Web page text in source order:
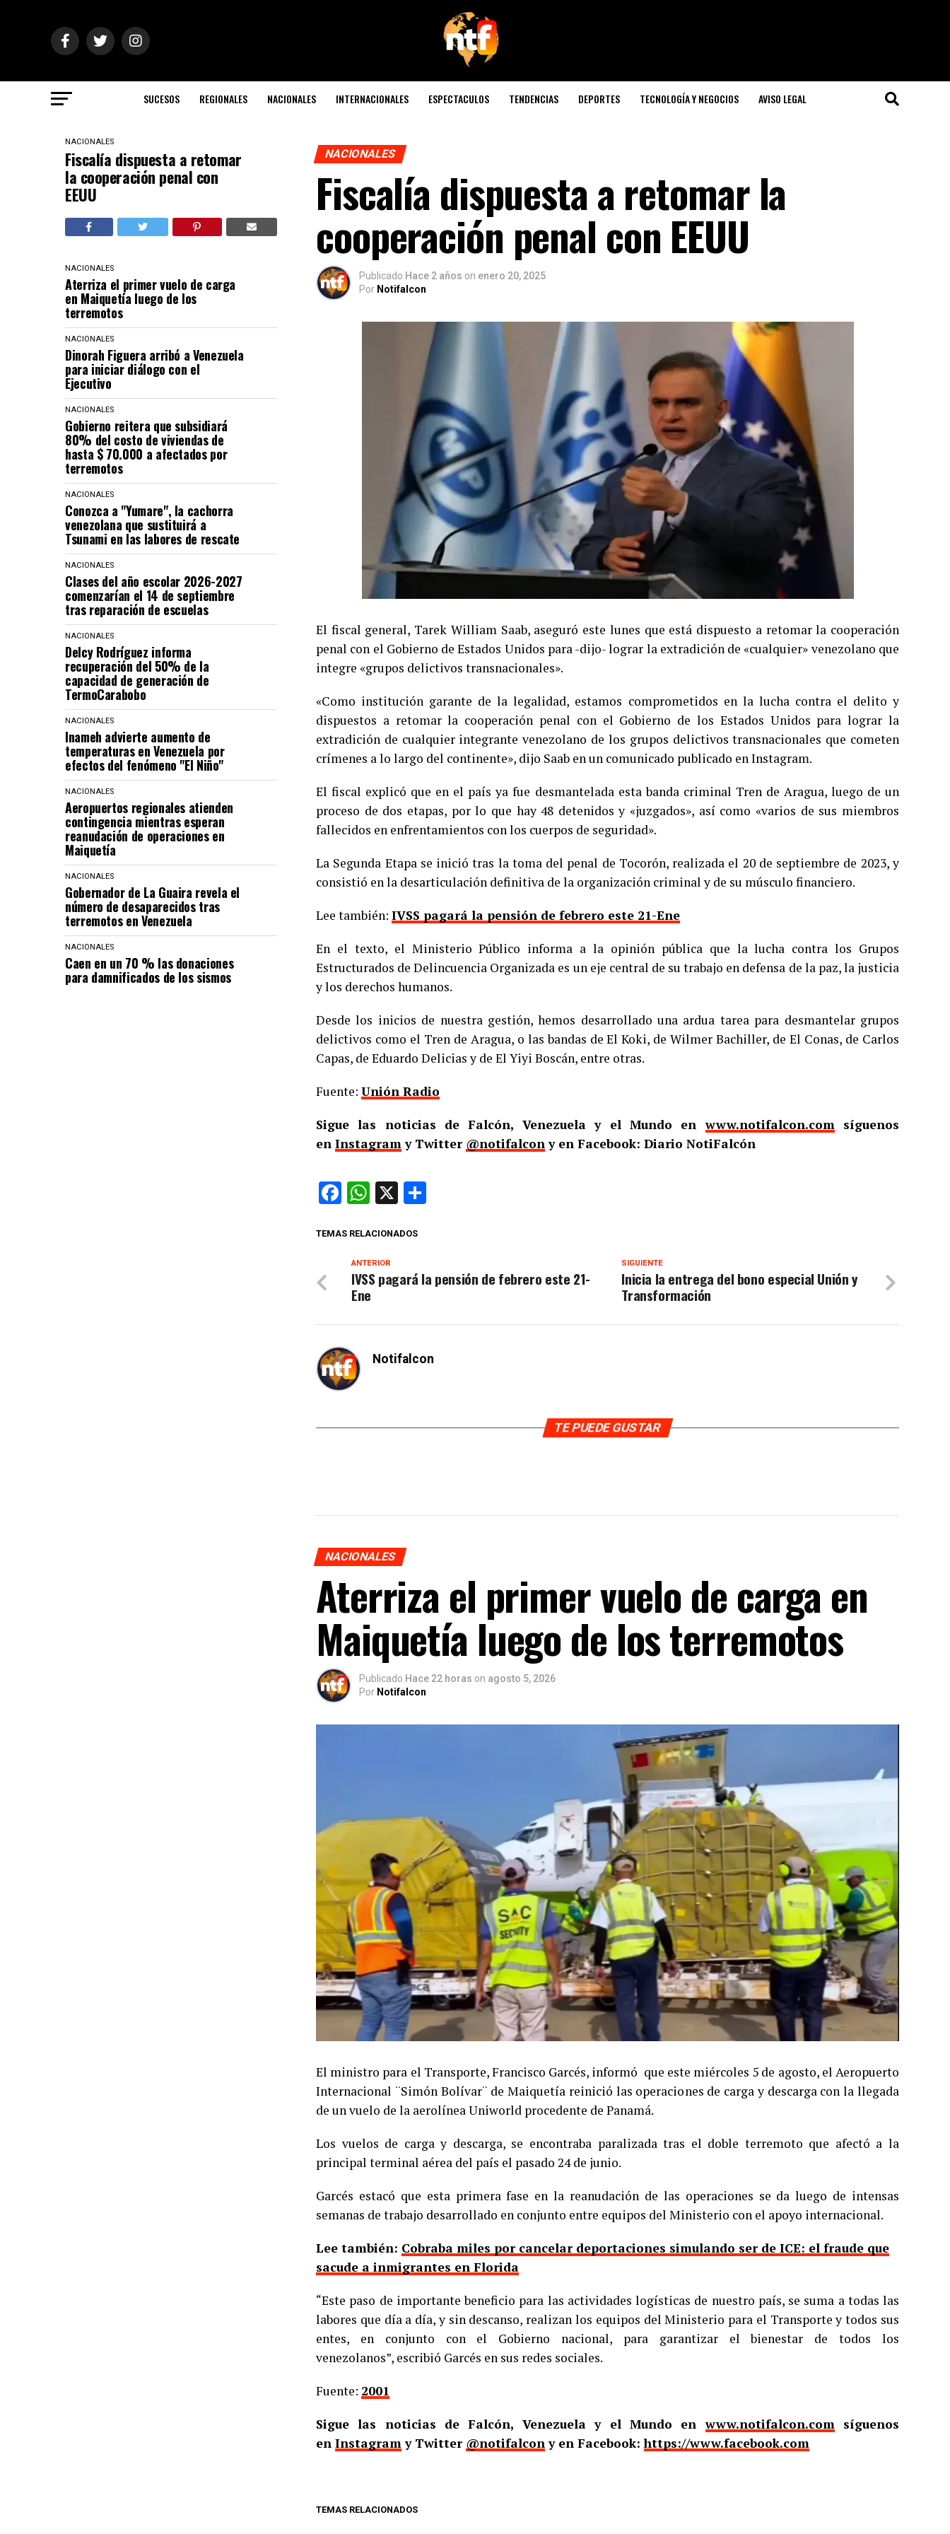
SUCESOS REGIONALES NACIONALES INTERNACIONALES ESPECTACULOS TENDENCIAS DEPORTES TECNOLOGÍA Y NEGOCIOS AVISO LEGAL
NACIONALES
Fiscalía dispuesta a retomar
la cooperación penal con
EEUU
NACIONALES
Aterriza el primer vuelo de carga
en Maiquetía luego de los
terremotos
NACIONALES
Dinorah Figuera arribó a Venezuela
para iniciar diálogo con el
Ejecutivo
NACIONALES
Gobierno reitera que subsidiará
80% del costo de viviendas de
hasta $ 70.000 a afectados por
terremotos
NACIONALES
Conozca a "Yumare", la cachorra
venezolana que sustituirá a
Tsunami en las labores de rescate
NACIONALES
Clases del año escolar 2026-2027
comenzarían el 14 de septiembre
tras reparación de escuelas
NACIONALES
Delcy Rodríguez informa
recuperación del 50% de la
capacidad de generación de
TermoCarabobo
NACIONALES
Inameh advierte aumento de
temperaturas en Venezuela por
efectos del fenómeno "El Niño"
NACIONALES
Aeropuertos regionales atienden
contingencia mientras esperan
reanudación de operaciones en
Maiquetía
NACIONALES
Gobernador de La Guaira revela el
número de desaparecidos tras
terremotos en Venezuela
NACIONALES
Caen en un 70 % las donaciones
para damnificados de los sismos
NACIONALES
Fiscalía dispuesta a retomar la
cooperación penal con EEUU
Publicado Hace 2 años on enero 20, 2025
Por Notifalcon
El fiscal general, Tarek William Saab, aseguró este lunes que está dispuesto a retomar la cooperación
penal con el Gobierno de Estados Unidos para -dijo- lograr la extradición de «cualquier» venezolano que
integre «grupos delictivos transnacionales».
«Como institución garante de la legalidad, estamos comprometidos en la lucha contra el delito y
dispuestos a retomar la cooperación penal con el Gobierno de los Estados Unidos para lograr la
extradición de cualquier integrante venezolano de los grupos delictivos transnacionales que cometen
crímenes a lo largo del continente», dijo Saab en un comunicado publicado en Instagram.
El fiscal explicó que en el país ya fue desmantelada esta banda criminal Tren de Aragua, luego de un
proceso de dos etapas, por lo que hay 48 detenidos y «juzgados», así como «varios de sus miembros
fallecidos en enfrentamientos con los cuerpos de seguridad».
La Segunda Etapa se inició tras la toma del penal de Tocorón, realizada el 20 de septiembre de 2023, y
consistió en la desarticulación definitiva de la organización criminal y de su músculo financiero.
Lee también: IVSS pagará la pensión de febrero este 21-Ene
En el texto, el Ministerio Público informa a la opinión pública que la lucha contra los Grupos
Estructurados de Delincuencia Organizada es un eje central de su trabajo en defensa de la paz, la justicia
y los derechos humanos.
Desde los inicios de nuestra gestión, hemos desarrollado una ardua tarea para desmantelar grupos
delictivos como el Tren de Aragua, o las bandas de El Koki, de Wilmer Bachiller, de El Conas, de Carlos
Capas, de Eduardo Delicias y de El Yiyi Boscán, entre otras.
Fuente: Unión Radio
Sigue las noticias de Falcón, Venezuela y el Mundo enwww.notifalcon.comsíguenos
en Instagramy Twitter @notifalcony en Facebook: Diario NotiFalcón
Facebook
WhatsApp
X
TEMAS RELACIONADOS
SIGUIENTE
Inicia la entrega del bono especial Unión y
Transformación
ANTERIOR
IVSS pagará la pensión de febrero este 21-
Ene
Notifalcon
TE PUEDE GUSTAR
NACIONALES
Aterriza el primer vuelo de carga en
Maiquetía luego de los terremotos
Publicado Hace 22 horas on agosto 5, 2026
Por Notifalcon
El ministro para el Transporte, Francisco Garcés, informó que este miércoles 5 de agosto, el Aeropuerto
Internacional ¨Simón Bolívar¨ de Maiquetía reinició las operaciones de carga y descarga con la llegada
de un vuelo de la aerolínea Uniworld procedente de Panamá.
Los vuelos de carga y descarga, se encontraba paralizada tras el doble terremoto que afectó a la
principal terminal aérea del país el pasado 24 de junio.
Garcés estacó que esta primera fase en la reanudación de las operaciones se da luego de intensas
semanas de trabajo desarrollado en conjunto entre equipos del Ministerio con el apoyo internacional.
Lee también: Cobraba miles por cancelar deportaciones simulando ser de ICE: el fraude que
sacude a inmigrantes en Florida
“Este paso de importante beneficio para las actividades logísticas de nuestro país, se suma a todas las
labores que día a día, y sin descanso, realizan los equipos del Ministerio para el Transporte y todos sus
entes, en conjunto con el Gobierno nacional, para garantizar el bienestar de todos los
venezolanos”, escribió Garcés en sus redes sociales.
Fuente: 2001
Sigue las noticias de Falcón, Venezuela y el Mundo enwww.notifalcon.comsíguenos
en Instagramy Twitter @notifalcony en Facebook:https://www.facebook.com
TEMAS RELACIONADOS